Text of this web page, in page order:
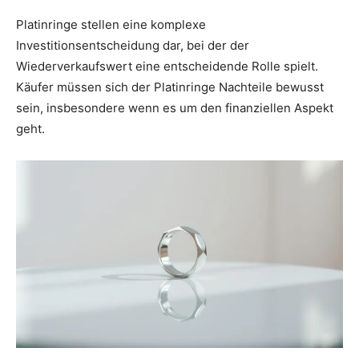
Platinringe stellen eine komplexe
Investitionsentscheidung dar, bei der der
Wiederverkaufswert eine entscheidende Rolle spielt.
Käufer müssen sich der Platinringe Nachteile bewusst
sein, insbesondere wenn es um den finanziellen Aspekt
geht.